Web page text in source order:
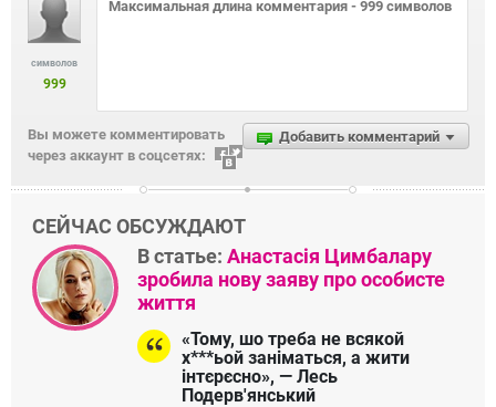
символов
999
Добавить комментарий
Вы можете комментировать
через аккаунт в соцсетях:
СЕЙЧАС ОБСУЖДАЮТ
В статье: Анастасія Цимбалару
зробила нову заяву про особисте
життя
«Тому, шо треба не всякой
х***ьой заніматься, а жити
інтєрєсно», — Лесь
Подерв'янський